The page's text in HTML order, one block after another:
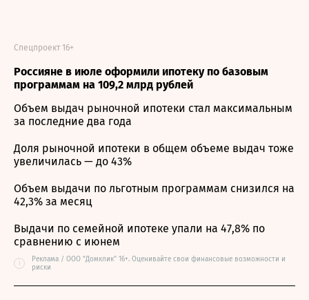
Россияне в июле оформили ипотеку по базовым
программам на 109,2 млрд рублей
Спецпроект 16+
Объем выдач рыночной ипотеки стал максимальным
за последние два года
Доля рыночной ипотеки в общем объеме выдач тоже
увеличилась — до 43%
Объем выдачи по льготным программам снизился на
42,3% за месяц
Выдачи по семейной ипотеке упали на 47,8% по
сравнению с июнем
i
Реклама / ООО "Домклик" 16+. Оценивайте свои финансовые возможности и
риски